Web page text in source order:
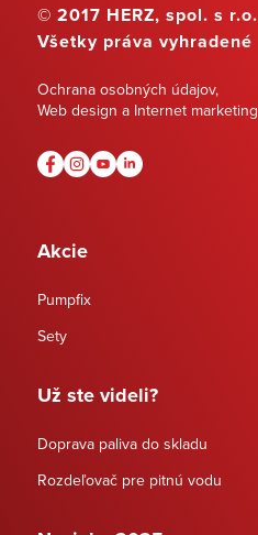
© 2017 HERZ, spol. s r.o.
Všetky práva vyhradené
Ochrana osobných údajov,
Web design a Internet marketing
Akcie
Pumpfix
Sety
Už ste videli?
Doprava paliva do skladu
Rozdeľovač pre pitnú vodu